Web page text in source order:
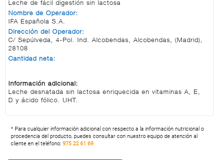
Leche de fácil digestión sin lactosa
Nombre de Operador:
IFA Española S.A.
Dirección del Operador:
C/ Sepúlveda, 4-Pol. Ind. Alcobendas, Alcobendas, (Madrid),
28108
Cantidad neta:
Información adicional:
Leche desnatada sin lactosa enriquecida en vitaminas A, E,
D y ácido fólico. UHT.
* Para cualquier información adicional con respecto a la información nutricional o
procedencia del producto, puedes consultar con nuestro equipo de atención al
cliente en el teléfono:975 22 61 69